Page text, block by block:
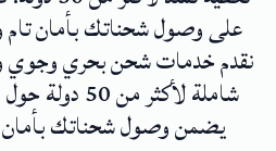
على وصول شحناتك بأمان تام
نقدم خدمات شحن بحري وجوي
شاملة لأكثر
يضمن وصول شحناتك